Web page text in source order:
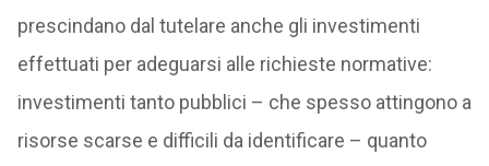
prescindano dal tutelare anche gli investimenti
effettuati per adeguarsi alle richieste normative:
investimenti tanto pubblici – che spesso attingono a
risorse scarse e difficili da identificare – quanto